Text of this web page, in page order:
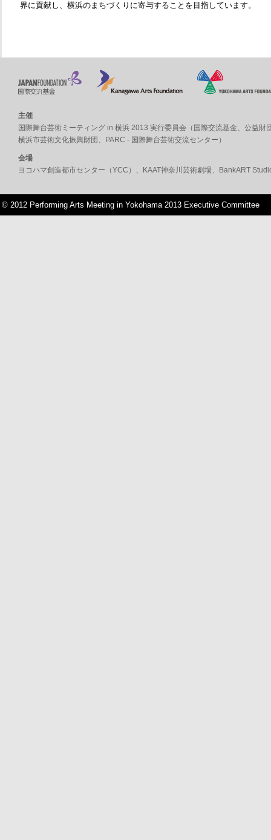
界に貢献し、横浜のまちづくりに寄与することを目指しています。
主催
国際舞台芸術ミーティング in 横浜 2013 実行委員会（ 国際交流基金、 公益財
横浜市芸術文化振興財団 、 PARC - 国際舞台芸術交流センター ）
会場
ヨコハマ創造都市センター（YCC） 、 KAAT神奈川芸術劇場、 BankART
© 2012 Performing Arts Meeting in Yokohama 2013 Executive Committee